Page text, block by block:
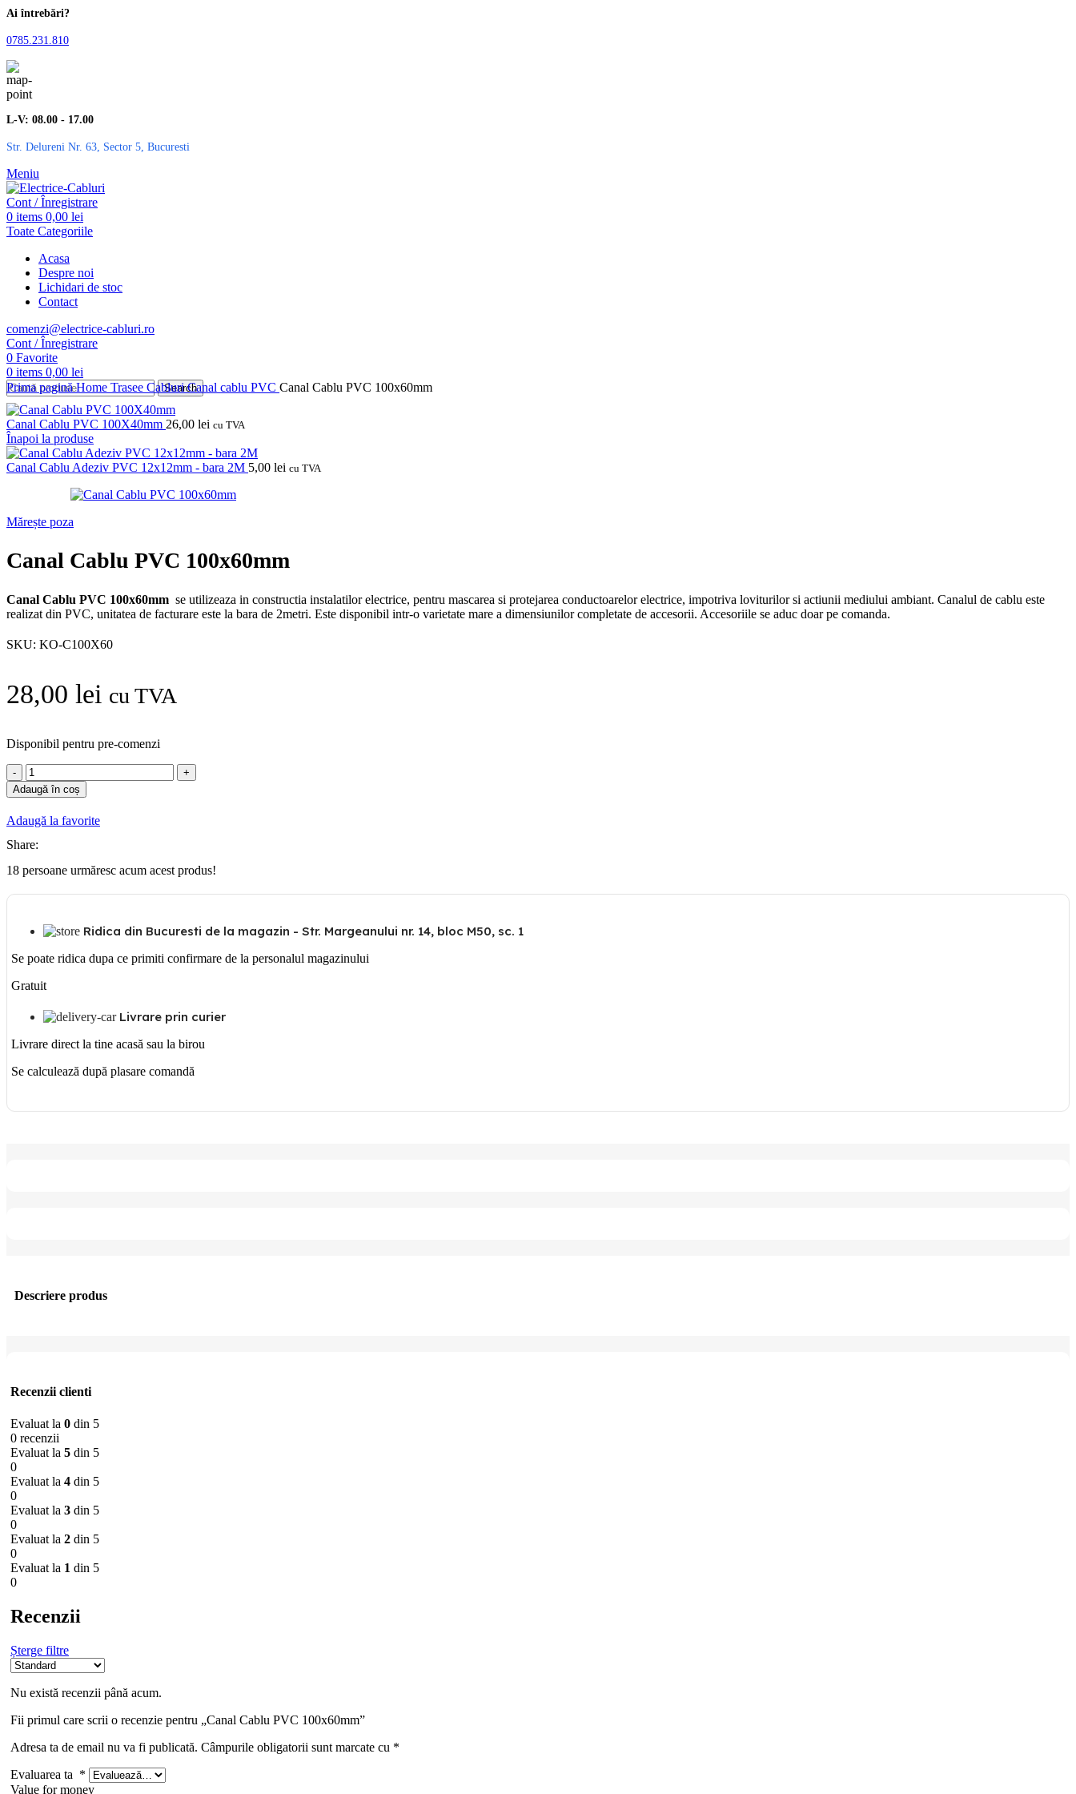
Ai întrebări?
0785.231.810
L-V: 08.00 - 17.00
Str. Delureni Nr. 63, Sector 5, Bucuresti
Meniu
Cont / Înregistrare
0 items 0,00 lei
Toate Categoriile
Acasa
Despre noi
Lichidari de stoc
Contact
comenzi@electrice-cabluri.ro
Cont / Înregistrare
0 Favorite
0 items 0,00 lei
Search
Prima paginăHome Trasee CabluriCanal cablu PVC Canal Cablu PVC 100x60mm
Canal Cablu PVC 100X40mm 26,00 lei cu TVA
Înapoi la produse
Canal Cablu Adeziv PVC 12x12mm - bara 2M 5,00 lei cu TVA
Mărește poza
Canal Cablu PVC 100x60mm
Canal Cablu PVC 100x60mm se utilizeaza in constructia instalatilor electrice, pentru mascarea si protejarea conductoarelor electrice, impotriva loviturilor si actiunii mediului ambiant. Canalul de cablu este
realizat din PVC, unitatea de facturare este la bara de 2metri. Este disponibil intr-o varietate mare a dimensiunilor completate de accesorii. Accesoriile se aduc doar pe comanda.
SKU: KO-C100X60
28,00 lei cu TVA
Disponibil pentru pre-comenzi
Cantitate
Canal
Cablu
PVC
100x60mm
Adaugă în coș
Adaugă la favorite
Share:
18 persoane urmăresc acum acest produs!
Ridica din Bucuresti de la magazin - Str. Margeanului nr. 14, bloc M50, sc. 1
Se poate ridica dupa ce primiti confirmare de la personalul magazinului
Gratuit
Livrare prin curier
Livrare direct la tine acasă sau la birou
Se calculează după plasare comandă
Descriere produs
Recenzii clienti
Evaluat la 0 din 5
0 recenzii
Evaluat la 5 din 5
0
Evaluat la 4 din 5
0
Evaluat la 3 din 5
0
Evaluat la 2 din 5
0
Evaluat la 1 din 5
0
Recenzii
Șterge filtre
Nu există recenzii până acum.
Fii primul care scrii o recenzie pentru „Canal Cablu PVC 100x60mm”
Adresa ta de email nu va fi publicată. Câmpurile obligatorii sunt marcate cu *
Evaluarea ta *
Value for money